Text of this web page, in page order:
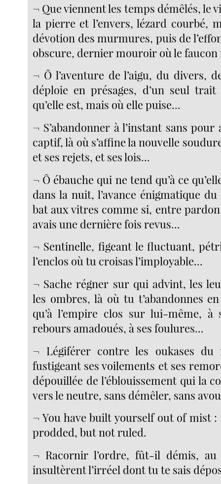
¬ Que viennent les temps démêlés, le
la pierre et l’envers, lézard courbé,
dévotion des murmures, puis de
obscure, dernier mouroir où le faucon
¬ Ô l’aventure de l’aigu, du divers,
déploie en présages, d’un seul
qu’elle est, mais où elle puise...
¬ S’abandonner à l’instant sans
captif, là où s’affine la nouvelle
et ses rejets, et ses lois...
¬ Ô ébauche qui ne tend qu’à ce
dans la nuit, l’avance énigmatique
bat aux vitres comme si, entre
avais une dernière fois revus...
¬ Sentinelle, figeant le fluctuant,
l’enclos où tu croisas l’imployable...
¬ Sache régner sur qui advint, les
les ombres, là où tu t’abandonnes
qu’à l’empire clos sur lui-même, à
rebours amadoués, à ses foulures...
¬ Légiférer contre les oukases du
fustigeant ses voilements et ses
dépouillée de l’éblouissement qui la
vers le neutre, sans démêler, sans
¬ You have built yourself out of mist :
prodded, but not ruled.
¬ Racornir l’ordre, fût-il démis,
insultèrent l’irréel dont tu te sais